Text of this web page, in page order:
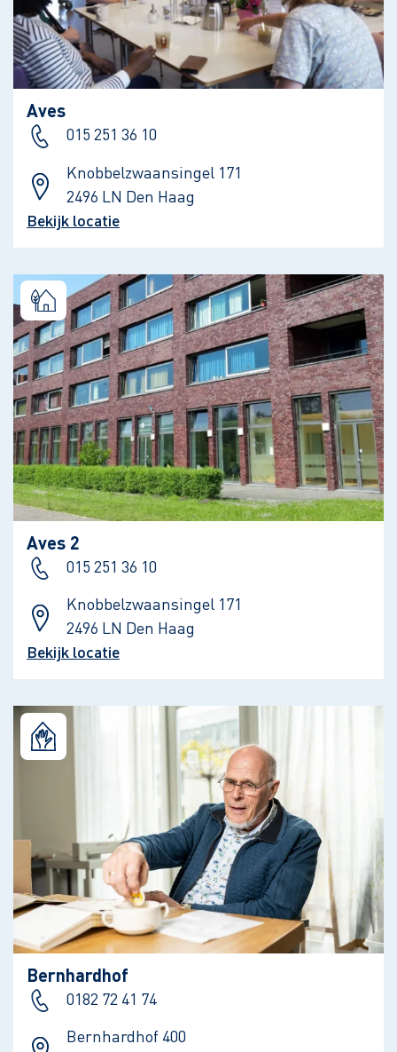
Aves
015 251 36 10
Knobbelzwaansingel 171
2496 LN Den Haag
Bekijk locatie
Aves 2
015 251 36 10
Knobbelzwaansingel 171
2496 LN Den Haag
Bekijk locatie
Bernhardhof
0182 72 41 74
Bernhardhof 400